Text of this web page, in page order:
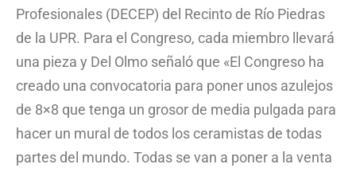
Profesionales (DECEP) del Recinto de Río Piedras
de la UPR. Para el Congreso, cada miembro llevará
una pieza y Del Olmo señaló que «El Congreso ha
creado una convocatoria para poner unos azulejos
de 8×8 que tenga un grosor de media pulgada para
hacer un mural de todos los ceramistas de todas
partes del mundo. Todas se van a poner a la venta